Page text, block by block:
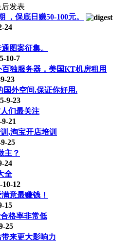
发表
，保底日赚50-100元。
24
图案征集。
10-7
百独服务器，美国KT机房租用
23
国外空间.保证你好用.
9-23
们最关注
21
,淘宝开店培训
25
主？
24
全
12
意最赚钱！
15
格率非常低
25
来更大影响力